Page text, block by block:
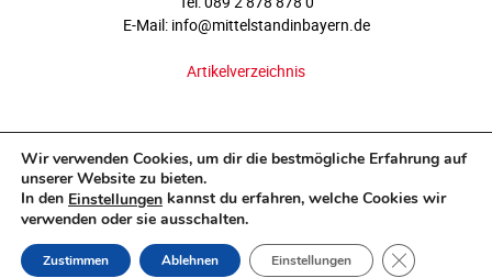
E-Mail: info@mittelstandinbayern.de
Artikelverzeichnis
Wir verwenden Cookies, um dir die bestmögliche Erfahrung auf
unserer Website zu bieten.
In den Einstellungen kannst du erfahren, welche Cookies wir
verwenden oder sie ausschalten.
Zustimmen Ablehnen Einstellungen GDPR